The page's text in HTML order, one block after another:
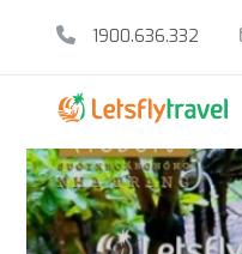
1900.636.332